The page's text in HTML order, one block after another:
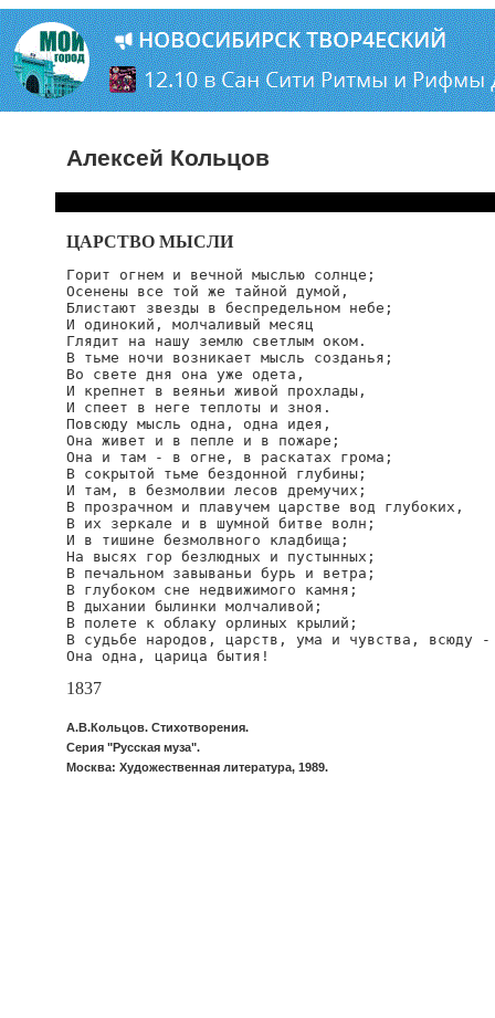
Алексей Кольцов
ЦАРСТВО МЫСЛИ
Горит огнем и вечной мыслью солнце;
Осенены все той же тайной думой,
Блистают звезды в беспредельном небе;
И одинокий, молчаливый месяц
Глядит на нашу землю светлым оком.
В тьме ночи возникает мысль созданья;
Во свете дня она уже одета,
И крепнет в веяньи живой прохлады,
И спеет в неге теплоты и зноя.
Повсюду мысль одна, одна идея,
Она живет и в пепле и в пожаре;
Она и там - в огне, в раскатах грома;
В сокрытой тьме бездонной глубины;
И там, в безмолвии лесов дремучих;
В прозрачном и плавучем царстве вод глубоких,
В их зеркале и в шумной битве волн;
И в тишине безмолвного кладбища;
На высях гор безлюдных и пустынных;
В печальном завываньи бурь и ветра;
В глубоком сне недвижимого камня;
В дыхании былинки молчаливой;
В полете к облаку орлиных крылий;
В судьбе народов, царств, ума и чувства, всюду -
Она одна, царица бытия!
1837
А.В.Кольцов. Стихотворения.
Серия "Русская муза".
Москва: Художественная литература, 1989.